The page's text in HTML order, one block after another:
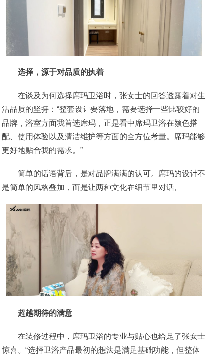
选择，源于对品质的执着
在谈及为何选择席玛卫浴时，张女士的回答透露着对生
活品质的坚持：“整套设计要落地，需要选择一些比较好的
品牌，浴室方面我首选席玛，正是看中席玛卫浴在颜色搭
配、使用体验以及清洁维护等方面的全方位考量。席玛能够
更好地贴合我的需求。”
简单的话语背后，是对品牌满满的认可。席玛的设计不
是简单的风格叠加，而是让两种文化在细节里对话。
超越期待的满意
在装修过程中，席玛卫浴的专业与贴心也给足了张女士
惊喜。“选择卫浴产品最初的想法是满足基础功能，但整体